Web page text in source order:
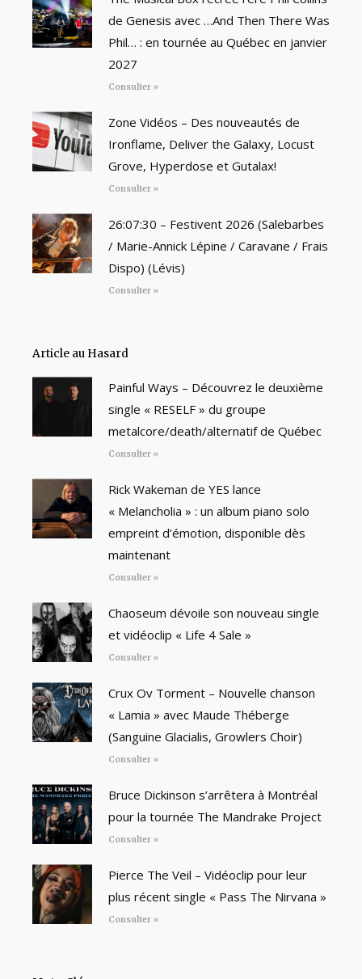
de Genesis avec …And Then There Was
Phil… : en tournée au Québec en janvier
2027
Consulter »
Zone Vidéos – Des nouveautés de
Ironflame, Deliver the Galaxy, Locust
Grove, Hyperdose et Gutalax!
Consulter »
26:07:30 – Festivent 2026 (Salebarbes
/ Marie-Annick Lépine / Caravane / Frais
Dispo) (Lévis)
Consulter »
Article au Hasard
Painful Ways – Découvrez le deuxième
single « RESELF » du groupe
metalcore/death/alternatif de Québec
Consulter »
Rick Wakeman de YES lance
« Melancholia » : un album piano solo
empreint d’émotion, disponible dès
maintenant
Consulter »
Chaoseum dévoile son nouveau single
et vidéoclip « Life 4 Sale »
Consulter »
Crux Ov Torment – Nouvelle chanson
« Lamia » avec Maude Théberge
(Sanguine Glacialis, Growlers Choir)
Consulter »
Bruce Dickinson s’arrêtera à Montréal
pour la tournée The Mandrake Project
Consulter »
Pierce The Veil – Vidéoclip pour leur
plus récent single « Pass The Nirvana »
Consulter »